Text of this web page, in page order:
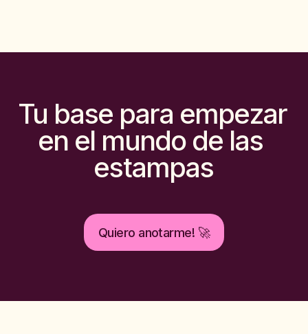
Tu base para empezar
en el mundo de las
estampas
Quiero anotarme! 🚀